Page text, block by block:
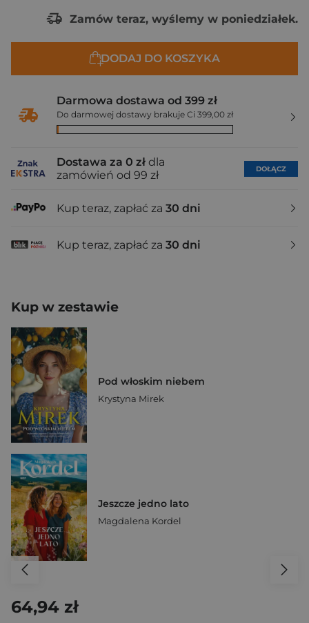
Zamów teraz, wyślemy w poniedziałek.
DODAJ DO KOSZYKA
Darmowa dostawa od 399 zł
Do darmowej dostawy brakuje Ci 399,00 zł
Dostawa za 0 zł dla
zamówień od 99 zł
DOŁĄCZ
Kup teraz, zapłać za 30 dni
Kup teraz, zapłać za 30 dni
Kup w zestawie
Pod włoskim niebem
Krystyna Mirek
Jeszcze jedno lato
Magdalena Kordel
64,94 zł